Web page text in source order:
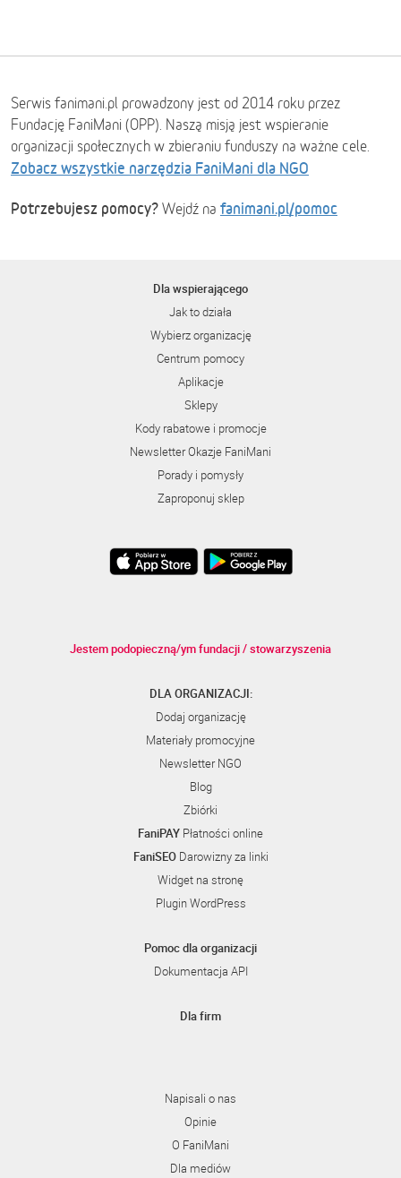
Serwis fanimani.pl prowadzony jest od 2014 roku przez
Fundację FaniMani (OPP). Naszą misją jest wspieranie
organizacji społecznych w zbieraniu funduszy na ważne cele.
Zobacz wszystkie narzędzia FaniMani dla NGO
Potrzebujesz pomocy? Wejdź na fanimani.pl/pomoc
Dla wspierającego
Jak to działa
Wybierz organizację
Centrum pomocy
Aplikacje
Sklepy
Kody rabatowe i promocje
Newsletter Okazje FaniMani
Porady i pomysły
Zaproponuj sklep
Jestem podopieczną/ym fundacji / stowarzyszenia
DLA ORGANIZACJI:
Dodaj organizację
Materiały promocyjne
Newsletter NGO
Blog
Zbiórki
FaniPAY Płatności online
FaniSEODarowizny za linki
Widget na stronę
Plugin WordPress
Pomoc dla organizacji
Dokumentacja API
Dla firm
Napisali o nas
Opinie
O FaniMani
Dla mediów